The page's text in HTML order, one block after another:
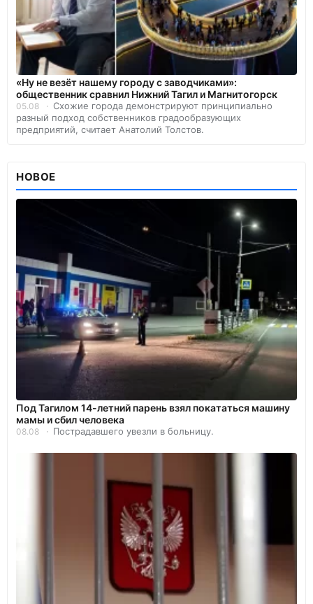
«Ну не везёт нашему городу с заводчиками»:
общественник сравнил Нижний Тагил и Магнитогорск
05.08
Схожие города демонстрируют принципиально
разный подход собственников градообразующих
предприятий, считает Анатолий Толстов.
НОВОЕ
Под Тагилом 14-летний парень взял покататься машину
мамы и сбил человека
08.08 Пострадавшего увезли в больницу.